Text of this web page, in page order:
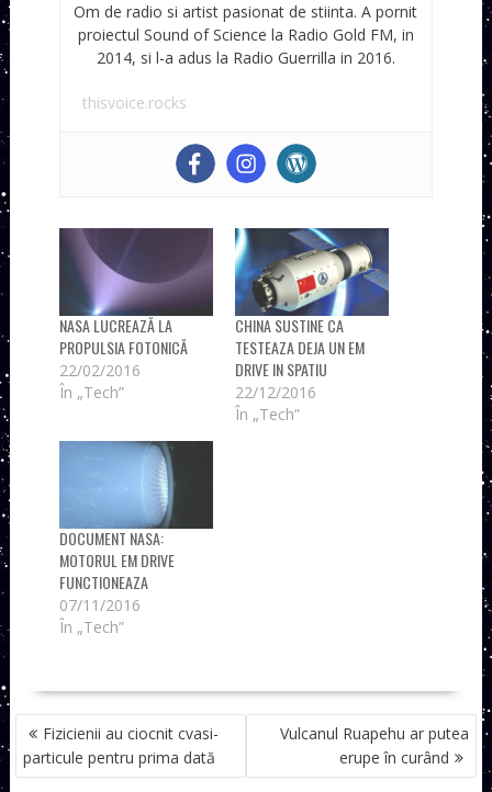
Om de radio si artist pasionat de stiinta. A pornit
proiectul Sound of Science la Radio Gold FM, in
2014, si l-a adus la Radio Guerrilla in 2016.
thisvoice.rocks
NASA LUCREAZĂ LA
PROPULSIA FOTONICĂ
22/02/2016
În „Tech”
CHINA SUSTINE CA
TESTEAZA DEJA UN EM
DRIVE IN SPATIU
22/12/2016
În „Tech”
DOCUMENT NASA:
MOTORUL EM DRIVE
FUNCTIONEAZA
07/11/2016
În „Tech”
NAVIGARE
ÎN
ARTICOLE
Fizicienii au ciocnit cvasi-
particule pentru prima dată
Vulcanul Ruapehu ar putea
erupe în curând